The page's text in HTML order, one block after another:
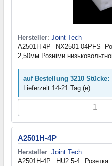
Hersteller: Joint Tech
A2501H-4P NX2501-04PFS
2,50мм Розніми
auf Bestellung 3210 Stücke:
Lieferzeit 14-21 Tag (e)
A2501H-4P
Hersteller: Joint Tech
A2501H-4P HU2.5-4